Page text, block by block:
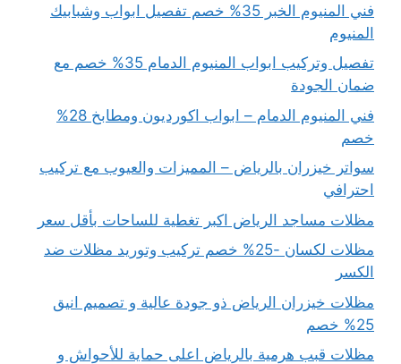
فني المنيوم الخبر 35% خصم تفصيل ابواب وشبابيك
المنيوم
تفصيل وتركيب ابواب المنيوم الدمام 35% خصم مع
ضمان الجودة
فني المنيوم الدمام – ابواب اكورديون ومطابخ 28%
خصم
سواتر خيزران بالرياض – المميزات والعيوب مع تركيب
احترافي
مظلات مساجد الرياض اكبر تغطية للساحات بأقل سعر
مظلات لكسان -25% خصم تركيب وتوريد مظلات ضد
الكسر
مظلات خيزران الرياض ذو جودة عالية و تصميم انيق
25% خصم
مظلات قبب هرمية بالرياض اعلى حماية للأحواش و